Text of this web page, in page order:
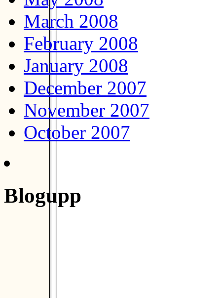
March 2008
February 2008
January 2008
December 2007
November 2007
October 2007
Blogupp